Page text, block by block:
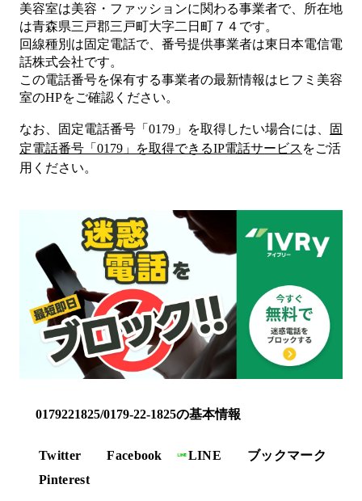
美容室は美容・ファッションに関わる事業者で、所在地
は青森県三戸郡三戸町大字二日町７４ です。
回線種別は固定電話で、番号提供事業者は東日本電信電
話株式会社です。
この電話番号を保有する事業者の最新情報は ヒフミ美容
室のHPをご確認ください。
なお、固定電話番号「 0179 」を取得したい場合には、
固
定電話番号「 0179 」を取得できるIP電話サービス をご活
用ください。
0179221825/0179-22-1825の基本情報
Twitter Facebook LINE
ブックマーク
Pinterest